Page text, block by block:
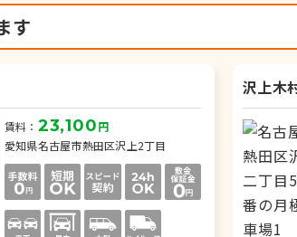
す
賃料： 23,100円
愛知県名古屋市熱田区沢上2丁目
沢上木